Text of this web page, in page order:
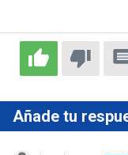
Añade tu